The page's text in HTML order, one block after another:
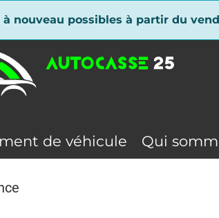
nouveau possibles à partir du
de véhicule Qui